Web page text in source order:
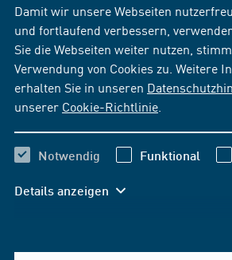
Damit wir unsere Webseiten
und fortlaufend verbessern,
Sie die Webseiten weiter nutzen,
Verwendung von Cookies zu. Weitere
erhalten Sie in unseren
unserer Cookie-Richtlinie
Notwendig Funktional
Details anzeigen